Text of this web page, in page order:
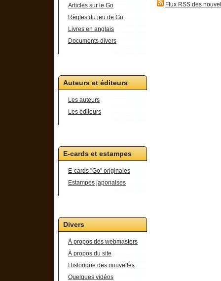
Articles sur le Go
Règles du jeu de Go
Livres en anglais
Documents divers
Auteurs et éditeurs
Les auteurs
Les éditeurs
E-cards et estampes
E-cards "Go" originales
Estampes japonaises
Divers
À propos des webmasters
À propos du site
Historique des nouvelles
Quelques vidéos
Flux RSS des